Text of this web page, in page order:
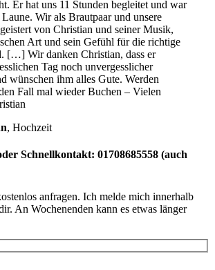
Er hat uns 11 Stunden begleitet und war
Wir als Brautpaar und unsere
von Christian und seiner Musik,
Art und sein Gefühl für die richtige
[…] Wir danken Christian, dass er
Tag noch unvergesslicher
wünschen ihm alles Gute. Werden
Fall mal wieder Buchen – Vielen
,Hochzeit
Schnellkontakt: 01708685558 (auch
anfragen. Ich melde mich innerhalb
An Wochenenden kann es etwas länger